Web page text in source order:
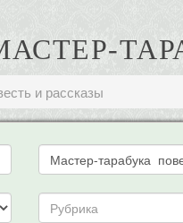
и рассказы